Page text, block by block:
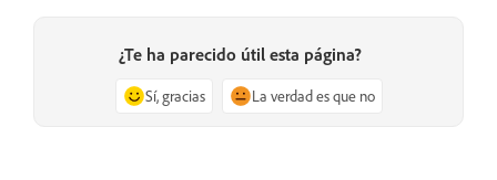
¿Te ha parecido útil esta página?
Sí, gracias La verdad es que no